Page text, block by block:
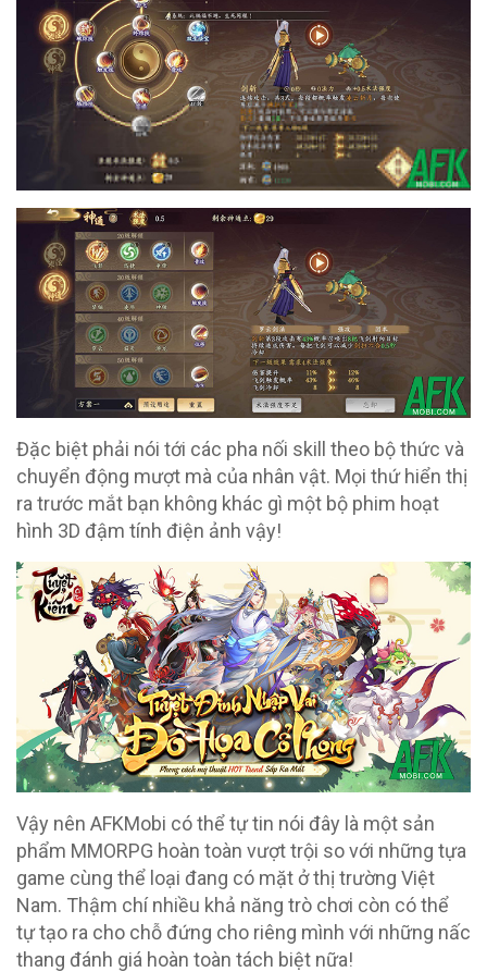
Đặc biệt phải nói tới các pha nối skill theo bộ thức và
chuyển động mượt mà của nhân vật. Mọi thứ hiển thị
ra trước mắt bạn không khác gì một bộ phim hoạt
hình 3D đậm tính điện ảnh vậy!
Vậy nên AFKMobi có thể tự tin nói đây là một sản
phẩm MMORPG hoàn toàn vượt trội so với những tựa
game cùng thể loại đang có mặt ở thị trường Việt
Nam. Thậm chí nhiều khả năng trò chơi còn có thể
tự tạo ra cho chỗ đứng cho riêng mình với những nấc
thang đánh giá hoàn toàn tách biệt nữa!